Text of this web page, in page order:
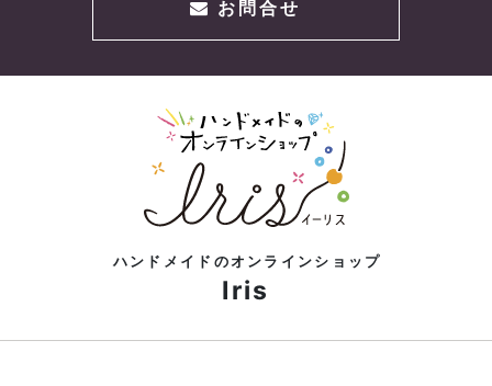
お問合せ
ハンドメイドのオンラインショップ
Iris